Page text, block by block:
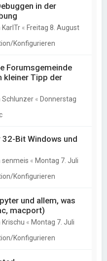
in der
KarlTr « Freitag 8. August
Konfigurieren
Forumsgemeinde
kleiner Tipp der
Schlunzer « Donnerstag
Bit Windows und
senmeis « Montag 7. Juli
Konfigurieren
und allem, was
macport)
Krischu « Montag 7. Juli
Konfigurieren